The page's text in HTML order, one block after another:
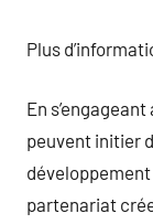
Plus
En
peuvent initier
partenariat